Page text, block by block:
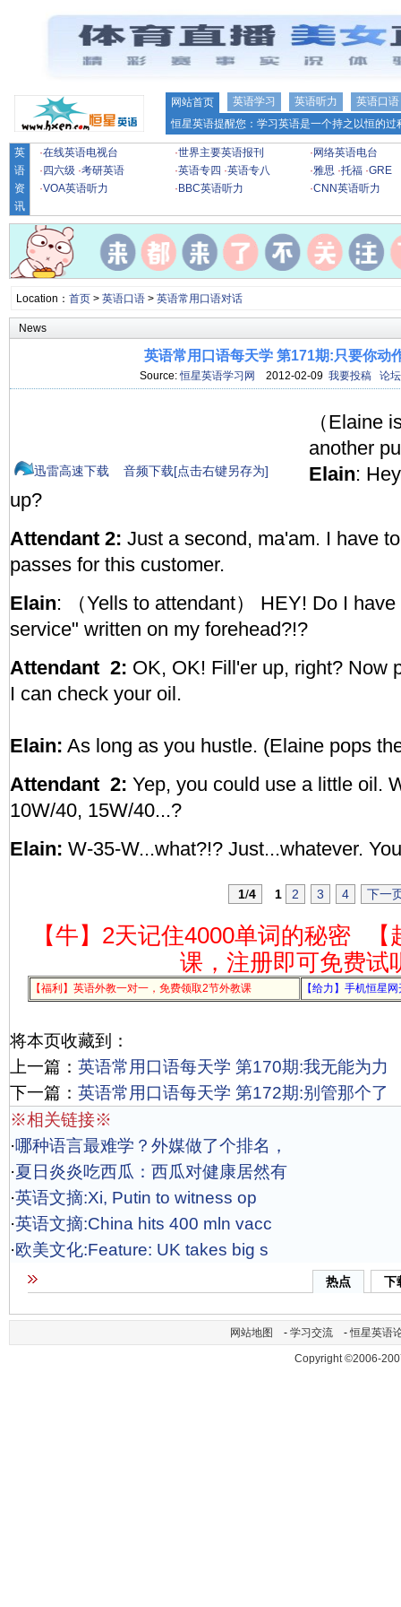
网站首页 英语学习 英语听力
英语口语
恒星英语提醒您：学习英语是一个持之以恒的
英
语
资
讯
·在线英语电视台 ·世界主要英语报刊 · 网络英语电台
· 四六级 ·考研英语 ·英语专四 ·英语专八 ·雅思 ·托福 ·GRE
·VOA英语听力 · BBC英语听力 ·CNN英语听力
Location： 首页> 英语口语> 英语常用口语对话
News
英语常用口语每天学 第171期:只要你动
Source:恒星英语学习网 2012-02-09 我要投稿 论坛
迅雷高速下载 音频下载[点击右键另存为]
（Elaine
another
Elain:
up?
Attendant 2: Just a second, ma'am. I have
passes for this customer.
Elain: （Yells to attendant） HEY! Do I
service" written on my forehead?!?
Attendant 2: OK, OK! Fill'er up, right? Now
I can check your oil.
Elain: As long as you hustle. (Elaine pops
Attendant 2: Yep, you could use a little oil.
10W/40, 15W/40...?
Elain: W-35-W...what?!? Just...whatever.
1/4 1 2 3 4 下一
【牛】2天记住4000单词的秘密
课，注册即可免费试
【福利】英语外教一对一，免费领取2节外教课 【给力】手机恒星
将本页收藏到：
上一篇： 英语常用口语每天学 第170期:我无能为力
下一篇： 英语常用口语每天学 第172期:别管那个了
※相关链接※
·哪种语言最难学？外媒做了个排名，
·夏日炎炎吃西瓜：西瓜对健康居然有
·英语文摘:Xi, Putin to witness op
·英语文摘:China hits 400 mln vacc
·欧美文化:Feature: UK takes big s
热点 下
网站地图 - 学习交流 -恒星英语
Copyright ©2006-